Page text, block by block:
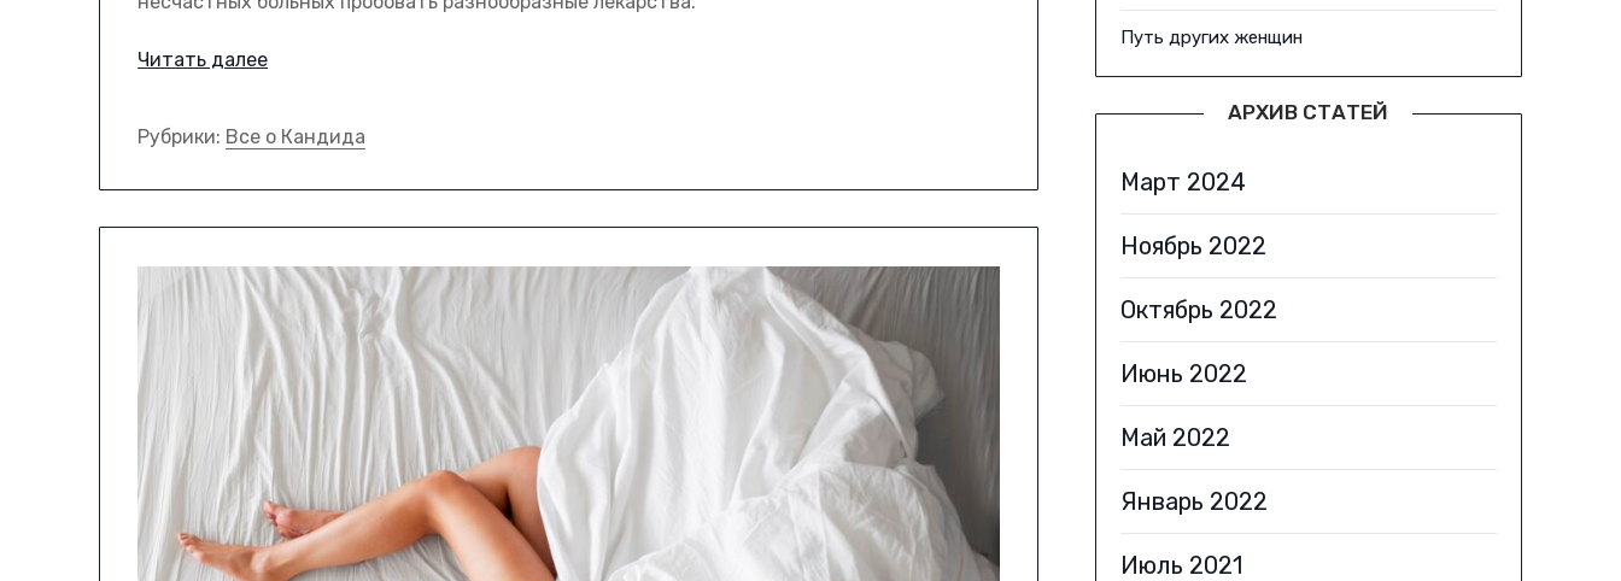
Читать далее
Рубрики: Все о Кандида
Путь других женщин
АРХИВ СТАТЕЙ
Март 2024
Ноябрь 2022
Октябрь 2022
Июнь 2022
Май 2022
Январь 2022
Июль 2021